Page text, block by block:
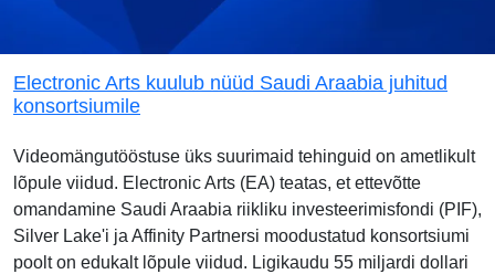
Electronic Arts kuulub nüüd Saudi Araabia juhitud
konsortsiumile
Videomängutööstuse üks suurimaid tehinguid on ametlikult
lõpule viidud. Electronic Arts (EA) teatas, et ettevõtte
omandamine Saudi Araabia riikliku investeerimisfondi (PIF),
Silver Lake'i ja Affinity Partnersi moodustatud konsortsiumi
poolt on edukalt lõpule viidud. Ligikaudu 55 miljardi dollari